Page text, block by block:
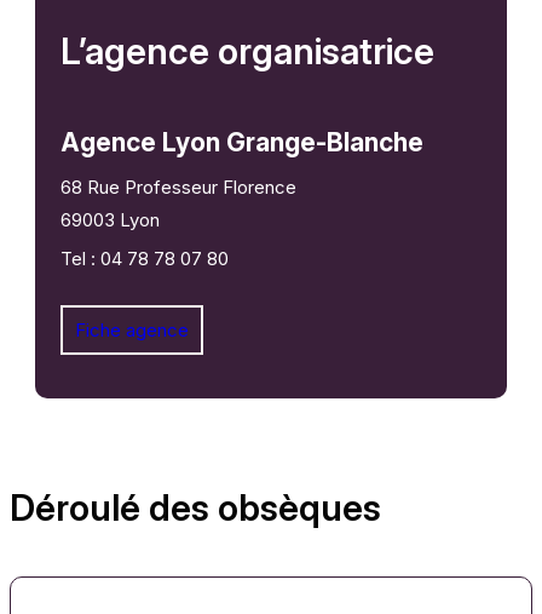
L’agence organisatrice
Agence Lyon Grange-Blanche
68 Rue Professeur Florence
69003 Lyon
Tel : 04 78 78 07 80
Fiche agence
Déroulé des obsèques